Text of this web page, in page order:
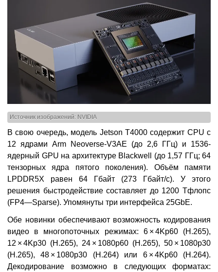
Источник изображений: NVIDIA
В свою очередь, модель Jetson T4000 содержит CPU с
12 ядрами Arm Neoverse-V3AE (до 2,6 ГГц) и 1536-
ядерный GPU на архитектуре Blackwell (до 1,57 ГГц; 64
тензорных ядра пятого поколения). Объём памяти
LPDDR5X равен 64 Гбайт (273 Гбайт/с). У этого
решения быстродействие составляет до 1200 Тфлопс
(FP4—Sparse). Упомянуты три интерфейса 25GbE.
Обе новинки обеспечивают возможность кодирования
видео в многопоточных режимах: 6 × 4Kp60 (H.265),
12 × 4Kp30 (H.265), 24 × 1080p60 (H.265), 50 × 1080p30
(H.265), 48 × 1080p30 (H.264) или 6 × 4Kp60 (H.264).
Декодирование возможно в следующих форматах: